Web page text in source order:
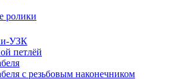
ролики
УЗК
петлёй
с резьбовым наконечником